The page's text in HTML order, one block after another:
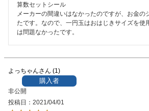
算数セットシール
メーカーの間違いはなかったのですが、お金の
たです。なので、一円玉はおはじきサイズを使
は問題なかったです。
よっちゃん 1
購入者
非公開
投稿日
2021/04/01